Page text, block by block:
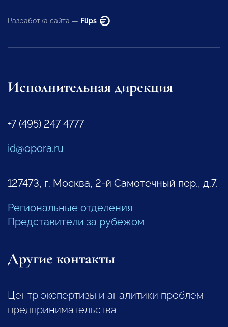
Разработка сайта — Flips
Исполнительная дирекция
+7 (495) 247 4777
id@opora.ru
127473, г. Москва, 2-й Самотечный пер., д.7.
Региональные отделения
Представители за рубежом
Другие контакты
Центр экспертизы и аналитики проблем
предпринимательства